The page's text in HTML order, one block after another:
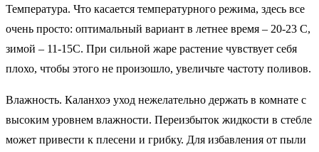
Температура. Что касается температурного режима, здесь все
очень просто: оптимальный вариант в летнее время – 20-23 С,
зимой – 11-15С. При сильной жаре растение чувствует себя
плохо, чтобы этого не произошло, увеличьте частоту поливов.
Влажность. Каланхоэ уход нежелательно держать в комнате с
высоким уровнем влажности. Переизбыток жидкости в стебле
может привести к плесени и грибку. Для избавления от пыли